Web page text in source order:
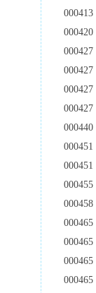
000413
000420
000427
000427
000427
000427
000440
000451
000451
000455
000458
000465
000465
000465
000465